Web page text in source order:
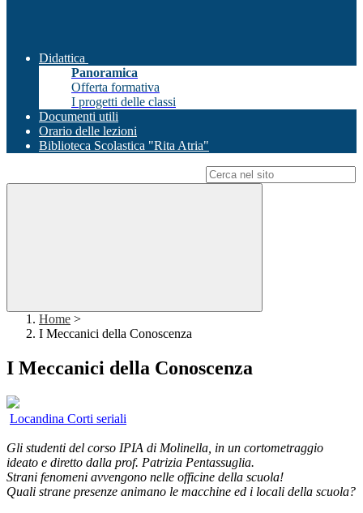
Didattica
Panoramica
Offerta formativa
I progetti delle classi
Documenti utili
Orario delle lezioni
Biblioteca Scolastica "Rita Atria"
Home >
I Meccanici della Conoscenza
I Meccanici della Conoscenza
Locandina Corti seriali
Gli studenti del corso IPIA di Molinella, in un cortometraggio
ideato e diretto dalla prof. Patrizia Pentassuglia.
Strani fenomeni avvengono nelle officine della scuola!
Quali strane presenze animano le macchine ed i locali della scuola?